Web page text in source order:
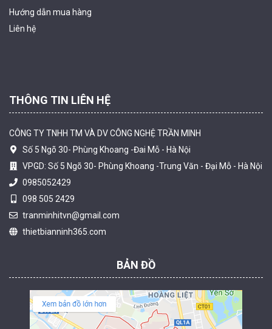
2.060.000 đ
Camera tích hợp đầu báo nhiệt 2MP Hikfire HF-VH 221
1.679.000 đ
Hướng dẫn mua hàng
Liên hệ
THÔNG TIN LIÊN HỆ
CÔNG TY TNHH TM VÀ DV CÔNG NGHỆ TRẦN MINH
Số 5 Ngõ 30- Phùng Khoang -Đai Mỗ - Hà Nội
VPGD: Số 5 Ngõ 30- Phùng Khoang -Trung Văn - Đại Mỗ - Hà Nội
0985052429
098 505 2429
tranminhitvn@gmail.com
thietbianninh365.com
BẢN ĐỒ